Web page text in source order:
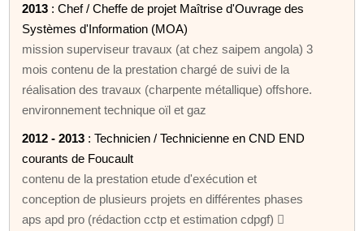
2013 : Chef / Cheffe de projet Maîtrise d'Ouvrage des
Systèmes d'Information (MOA)
mission superviseur travaux (at chez saipem angola) 3
mois contenu de la prestation chargé de suivi de la
réalisation des travaux (charpente métallique) offshore.
environnement technique oïl et gaz
2012 - 2013 : Technicien / Technicienne en CND END
courants de Foucault
contenu de la prestation etude d'exécution et
conception de plusieurs projets en différentes phases
aps apd pro (rédaction cctp et estimation cdpgf) 